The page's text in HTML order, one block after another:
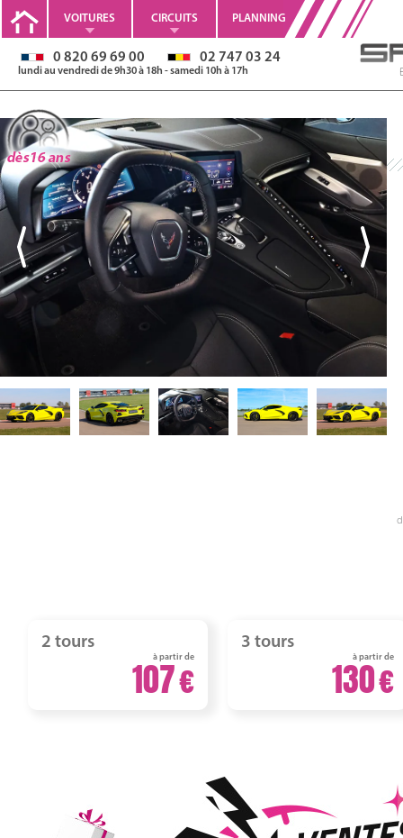
VOITURES CIRCUITS PLANNING
0 820 69 69 00 02 747 03 24
lundi au vendredi de 9h30 à 18h - samedi 10h à 17h
2 tours
à partir de
107
3 tours
à partir de
130